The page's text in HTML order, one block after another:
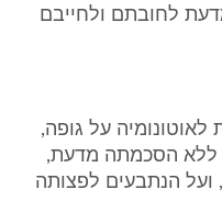
לחובתם ולחייבם
לאוטונומיה על גופה,
ללא הסכמתה מדעת,
ועל הנתבעים לפצותה